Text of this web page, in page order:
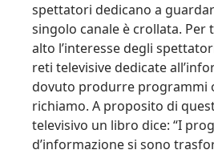
spettatori dedicano a
singolo canale è crollata. Per
alto l’interesse degli
reti televisive dedicate
dovuto produrre programmi
richiamo. A proposito di
televisivo un libro dice: “I
d’informazione si sono